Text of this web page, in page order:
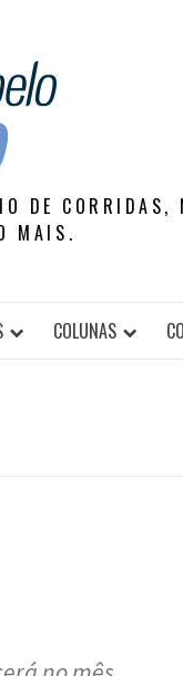
DE CORRIDAS,
MAIS.
COLUNAS